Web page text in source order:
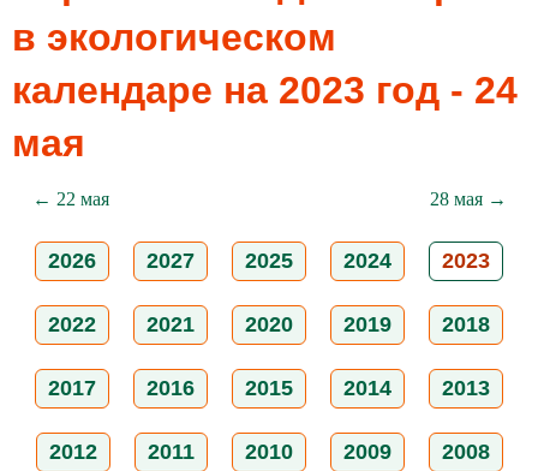
в экологическом
календаре на 2023 год - 24
мая
← 22 мая 28 мая →
2026 2027 2025 2024 2023
2022 2021 2020 2019 2018
2017 2016 2015 2014 2013
2012 2011 2010 2009 2008